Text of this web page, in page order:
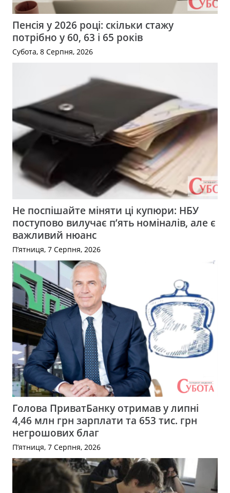
Пенсія у 2026 році: скільки стажу
потрібно у 60, 63 і 65 років
Субота, 8 Серпня, 2026
Не поспішайте міняти ці купюри: НБУ
поступово вилучає п’ять номіналів, але є
важливий нюанс
П’ятниця, 7 Серпня, 2026
Голова ПриватБанку отримав у липні
4,46 млн грн зарплати та 653 тис. грн
негрошових благ
П’ятниця, 7 Серпня, 2026